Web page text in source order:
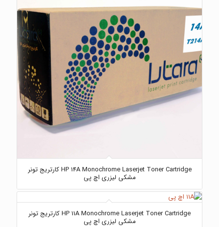
HP 14A Monochrome Laserjet Toner Cartridge کارتریج تونر
مشکی لیزری اچ پی
HP 11A Monochrome Laserjet Toner Cartridge کارتریج تونر
مشکی لیزری اچ پی